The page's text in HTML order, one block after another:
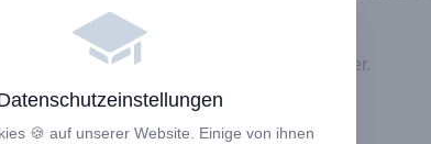
für ihre Projekte finden.
ihre Fachgebiete spezialisierte Mitarbeiter.
🍪 auf unserer Website. Einige von ihnen